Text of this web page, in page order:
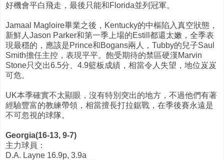
好機會平白飛走，最後只能和Florida並列冠軍。
Jamaal Magloire畢業之後，Kentucky的中樞陷入真空狀態，
新鮮人Jason Parker和第一季上場的Estill都還太嫩，全季表
現最穩的，應該是Prince和Bogans兩人，Tubby的兒子Saul
Smith擔任主控，表現平平。飽受期待的禁區硬漢Marvin
Stone只交出6.5分、4.9籃板成績，相當令人失望，地位岌岌
可危。
UK本季確實不太顯眼，沒有特別突出的地方，不過他們有著
經驗豐富的教練帶領，相當擅長打拉鋸戰，在季後賽永遠是
不可忽視的球隊。
Georgia(16-13, 9-7)
主力球員：
D.A. Layne 16.9p, 3.9a